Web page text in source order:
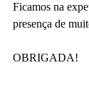
Ficamos na
presença de
OBRIGADA!